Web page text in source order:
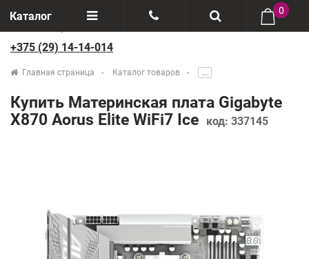
Каталог
Отзывы
Производители
+375(29) 888-44-44
0
+375 (29) 14-14-014
Главная страница Каталог товаров .....
Купить Материнская плата Gigabyte
X870 Aorus Elite WiFi7 Ice
код: 337145